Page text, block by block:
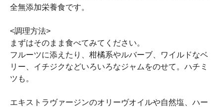
全無添加栄養食です。
<調理方法>
まずはそのまま食べてみてください。
フルーツに添えたり、柑橘系やルバーブ、ワイルドなベ
リー、イチジクなどいろいろなジャムをのせて。ハチミ
ツも。
エキストラヴァージンのオリーヴオイルや自然塩、ハー